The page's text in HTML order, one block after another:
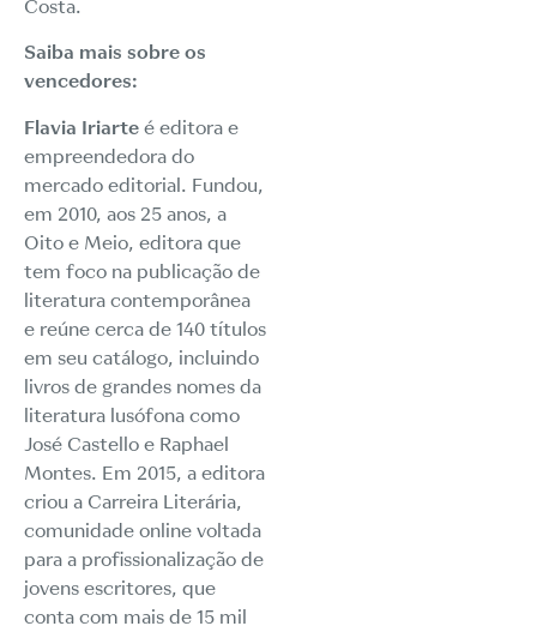
Costa.
Saiba mais sobre os
vencedores:
Flavia Iriarte é editora e
empreendedora do
mercado editorial. Fundou,
em 2010, aos 25 anos, a
Oito e Meio, editora que
tem foco na publicação de
literatura contemporânea
e reúne cerca de 140 títulos
em seu catálogo, incluindo
livros de grandes nomes da
literatura lusófona como
José Castello e Raphael
Montes. Em 2015, a editora
criou a Carreira Literária,
comunidade online voltada
para a profissionalização de
jovens escritores, que
conta com mais de 15 mil